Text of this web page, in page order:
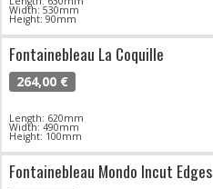
Width: 530mm
Height: 90mm
Fontainebleau La Coquille
264,00 €
Length: 620mm
Width: 490mm
Height: 100mm
Fontainebleau Mondo Incut Edges